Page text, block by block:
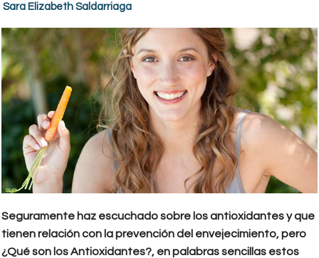
Sara Elizabeth Saldarriaga
Seguramente haz escuchado sobre los antioxidantes y que
tienen relación con la prevención del envejecimiento, pero
¿Qué son los Antioxidantes?, en palabras sencillas estos